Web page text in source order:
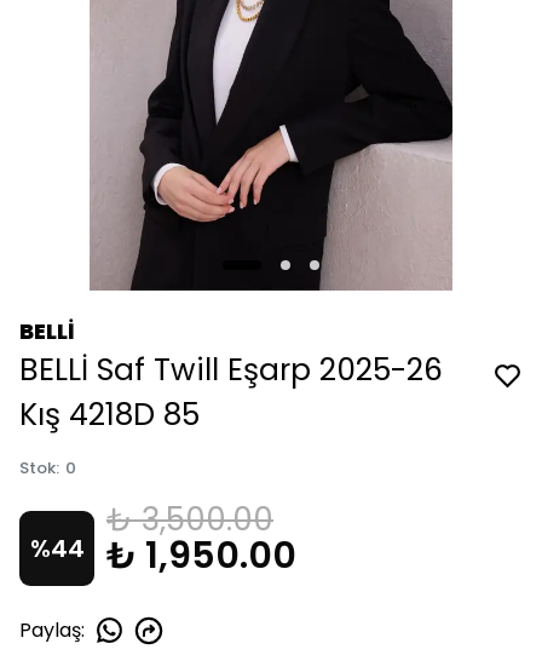
BELLİ
BELLİ Saf Twill Eşarp 2025-26
Kış 4218D 85
Stok: 0
%44
₺ 3,500.00
₺ 1,950.00
Paylaş: